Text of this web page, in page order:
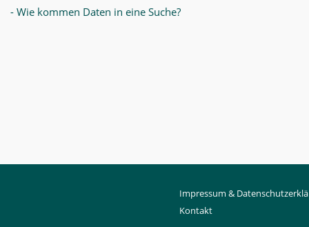
- Wie kommen Daten in eine Suche?
Impressum &
Kontakt